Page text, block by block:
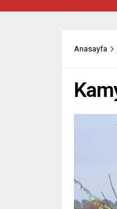
Anasayfa